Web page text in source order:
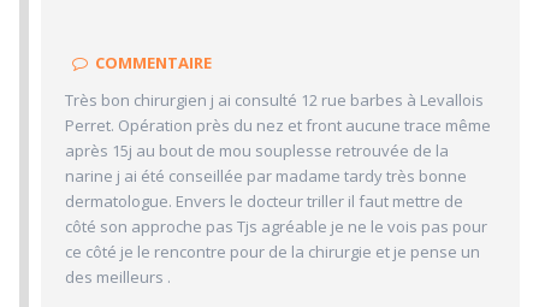
9/10 Clarté des informations médicales délivrées
9/10 Délai pour obtenir un 1er RDV
10/10 Ponctualité/Temps en salle d'attente/Retard
CABINET/LOCAUX7.3/10
9/10 Desserte par les transports en commun
5/10 Stationnements alentours
8/10 Agréabilité des locaux
COMMENTAIRE
Très bon chirurgien j ai consulté 12 rue barbes à Levallois
Perret. Opération près du nez et front aucune trace même
après 15j au bout de mou souplesse retrouvée de la
narine j ai été conseillée par madame tardy très bonne
dermatologue. Envers le docteur triller il faut mettre de
côté son approche pas Tjs agréable je ne le vois pas pour
ce côté je le rencontre pour de la chirurgie et je pense un
des meilleurs .